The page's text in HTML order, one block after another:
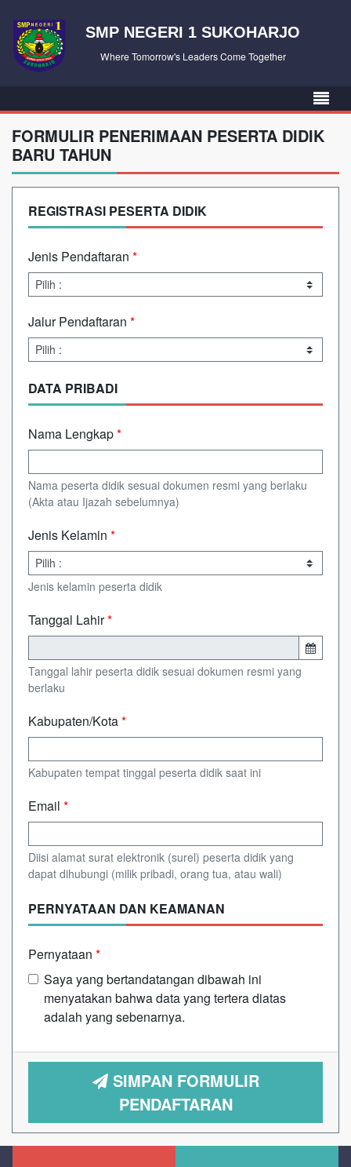
SMP NEGERI 1 SUKOHARJO
Where Tomorrow's Leaders Come Together
FORMULIR PENERIMAAN PESERTA DIDIK
BARU TAHUN
REGISTRASI PESERTA DIDIK
Jenis Pendaftaran *
Jalur Pendaftaran *
DATA PRIBADI
Nama Lengkap*
Nama peserta didik sesuai dokumen resmi yang berlaku
(Akta atau Ijazah sebelumnya)
Jenis Kelamin *
Jenis kelamin peserta didik
Tanggal Lahir*
Tanggal lahir peserta didik sesuai dokumen resmi yang
berlaku
Kabupaten/Kota*
Kabupaten tempat tinggal peserta didik saat ini
Email *
Diisi alamat surat elektronik (surel) peserta didik yang
dapat dihubungi (milik pribadi, orang tua, atau wali)
PERNYATAAN DAN KEAMANAN
Pernyataan *
Saya yang bertandatangan dibawah ini
menyatakan bahwa data yang tertera diatas
adalah yang sebenarnya.
SIMPAN FORMULIR
PENDAFTARAN